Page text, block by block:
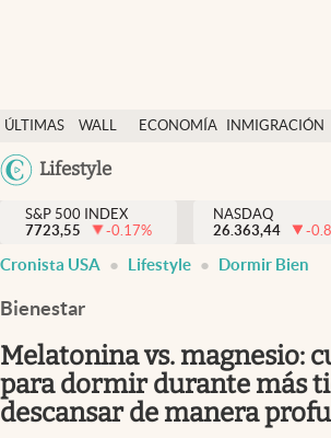
ÚLTIMAS
NOTICIAS
WALL
Y
DÓLAR
ECONOMÍA INMIGRACIÓN
Lifestyle
Finanzas y economía
Wall Street y dólar
Inmigración
Espiritual
Streaming
S&P 500 INDEX
7723,55
-0.17%
NASDAQ
26.363,44
-
Cronista USA Lifestyle Dormir Bien
Bienestar
Melatonina vs. magnesio:
para dormir durante más
descansar de manera